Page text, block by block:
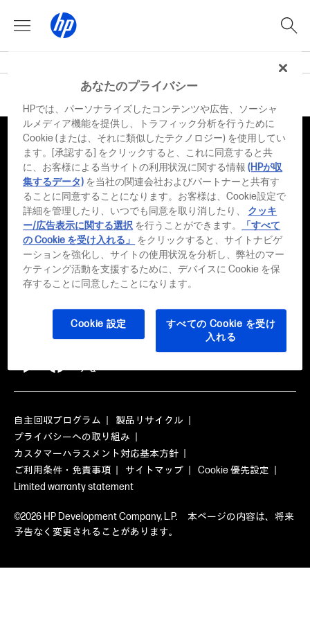
国/地域： 日本
会社情報
製品のご購入方法
サポート
パートナー
ソーシャルメディア
自主回収プログラム
製品リサイクル
プライバシーへの取り組み
カスタマーハラスメント対応基本方針
ご利用条件・免責事項
サイトマップ
Cookie 優先設定
Limited warranty statement
©2026 HP Development Company, L.P. 本ページの内容は、将来
予告なく変更されることがあります。
あなたのプライバシー
HPでは、パーソナライズしたコンテンツや広告、ソーシャ
ルメディア機能を提供し、トラフィック分析を行うために
Cookie (または、それに類似したテクノロジー) を使用してい
ます。[承認する] をクリックすると、これに同意すると共
に、お客様による当サイトの利用状況に関する情報(HPが収
集するデータ) を当社の関連会社およびパートナーと共有す
ることに同意することになります。お客様は、Cookie設定で
詳細を管理したり、いつでも同意を取り消したり、 クッキ
ー/広告表示に関する選択 を行うことができます。
「すべて
の Cookie を受け入れる」
をクリックすると、サイトナビゲ
ーションを強化し、サイトの使用状況を分析し、弊社のマー
ケティング活動を支援するために、デバイスに Cookie を保
存することに同意したことになります。
Cookie 設定
すべての Cookie を受け
入れる